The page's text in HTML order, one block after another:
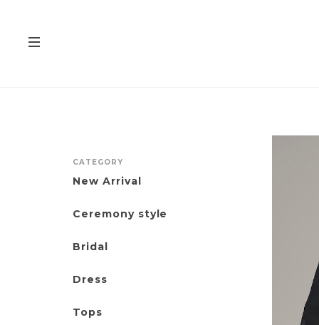
CATEGORY
New Arrival
Ceremony style
Bridal
Dress
Tops